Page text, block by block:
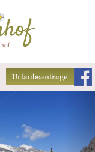
Urlaubsanfrage